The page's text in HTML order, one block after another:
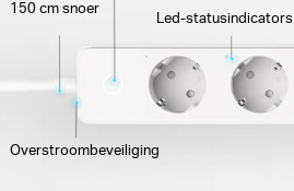
Led-statusindicators
150 cm snoer
Overstroombeveiliging